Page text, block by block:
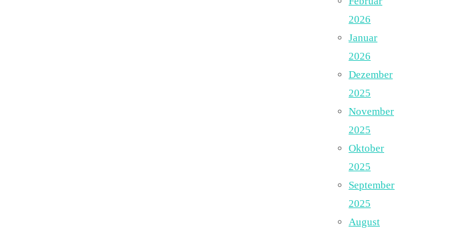
2026
Januar
2026
Dezember
2025
November
2025
Oktober
2025
September
2025
August